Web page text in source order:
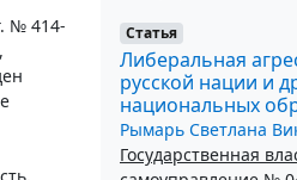
№ 414-
Статья
Либеральная
русской нации и
национальных
Рымарь Светлана
Государственная